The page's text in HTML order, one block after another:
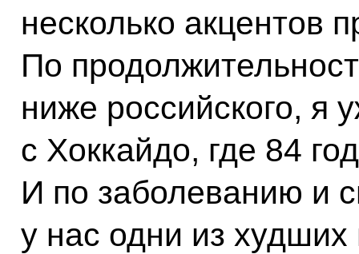
несколько акцентов
По
ниже российского, я
с Хоккайдо, где 84
И по заболеванию и
у нас одни из худших